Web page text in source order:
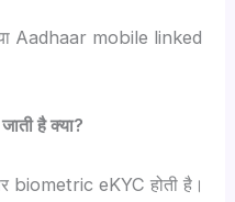
Aadhaar mobile linked
है क्या?
biometric eKYC होती है।